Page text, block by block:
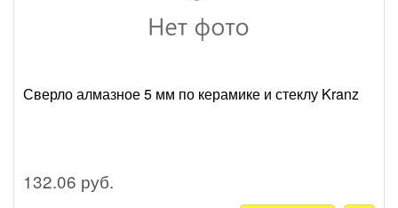
Сверло алмазное 5 мм по керамике и стеклу Kranz
132.06 руб.